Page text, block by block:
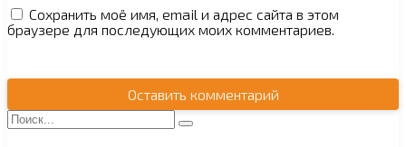
Сохранить моё имя, email и адрес сайта в этом
браузере для последующих моих комментариев.
Оставить комментарий